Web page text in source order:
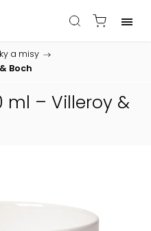
a misy /
Boch
ml – Villeroy &